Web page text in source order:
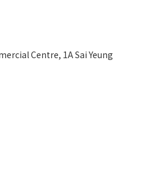
Centre, 1A Sai Yeung